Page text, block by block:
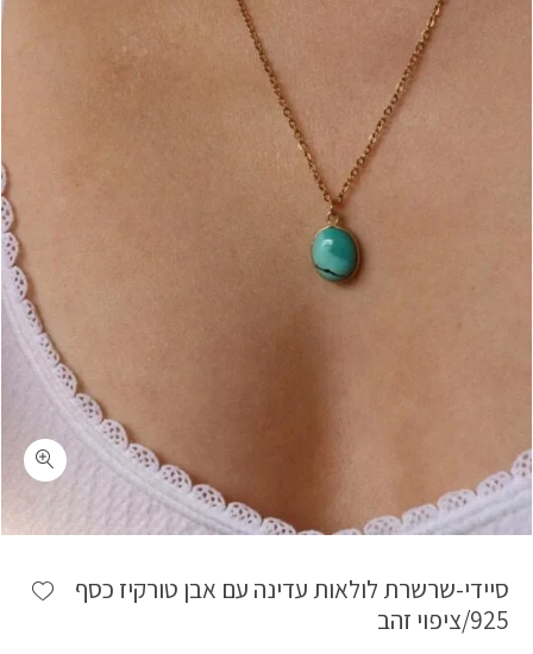
סיידי-שרשרת לולאות עדינה עם אבן טורקיז כסף
925/ציפוי זהב